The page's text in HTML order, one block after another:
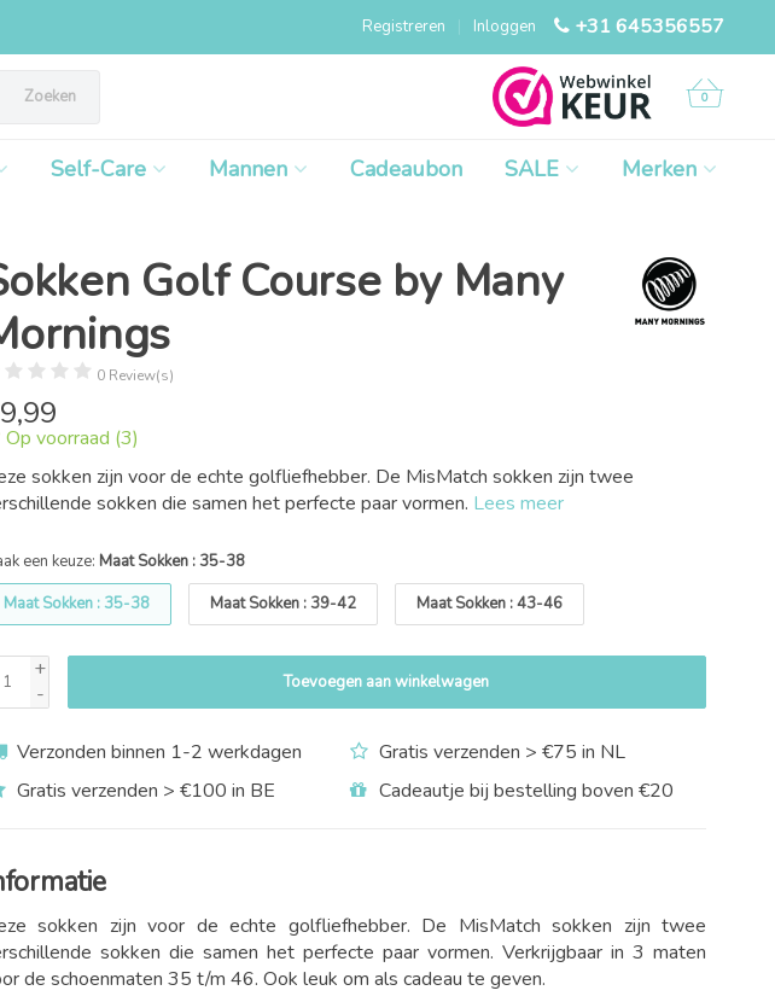
+31 645356557
Inloggen
|
Registreren
Zoeken 0
Self-Care Mannen Cadeaubon SALE Merken
Golf Course by Many
0 Review(s)
9,99
Op voorraad (3)
sokken zijn voor de echte golfliefhebber. De MisMatch sokken zijn twee
sokken die samen het perfecte paar vormen. Lees meer
een keuze: Maat Sokken : 35-38
Maat Sokken : 35-38
Maat Sokken : 39-42 Maat Sokken : 43-46
+
-
Toevoegen aan winkelwagen
Verzonden binnen 1-2 werkdagen
Gratis verzenden > €75 in NL
Gratis verzenden > €100 in BE
Cadeautje bij bestelling boven €20
sokken zijn voor de echte golfliefhebber. De MisMatch sokken zijn twee
sokken die samen het perfecte paar vormen. Verkrijgbaar in 3 maten
de schoenmaten 35 t/m 46. Ook leuk om als cadeau te geven.